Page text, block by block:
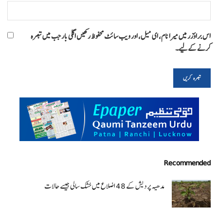
اس براؤزر میں میرا نام، ای میل، اور ویب سائٹ محفوظ رکھیں اگلی بار جب میں تبصرہ
کرنے کےلیے۔
Recommended
مدھیہ پردیش کے 48 اضلاع میں خشک سالی جیسے حالات